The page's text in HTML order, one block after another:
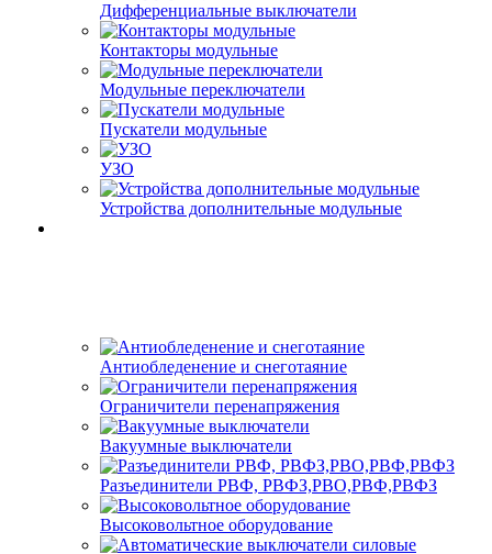
Дифференциальные выключатели
Контакторы модульные
Модульные переключатели
Пускатели модульные
УЗО
Устройства дополнительные модульные
Антиобледенение и снеготаяние
Ограничители перенапряжения
Вакуумные выключатели
Разъединители РВФ, РВФЗ,РВО,РВФ,РВФЗ
Высоковольтное оборудование